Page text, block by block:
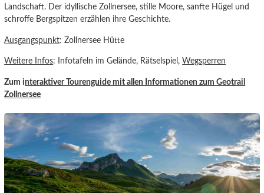
Landschaft. Der idyllische Zollnersee, stille Moore, sanfte Hügel und
schroffe Bergspitzen erzählen ihre Geschichte.
Ausgangspunkt: Zollnersee Hütte
Weitere Infos: Infotafeln im Gelände, Rätselspiel,Wegsperren
Zum interaktiver Tourenguide mit allen Informationen zum Geotrail
Zollnersee